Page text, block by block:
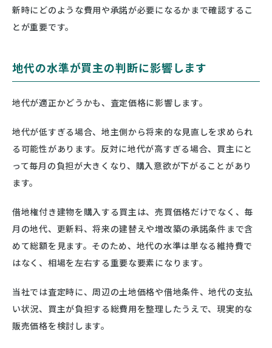
新時にどのような費用や承諾が必要になるかまで確認するこ
とが重要です。
地代の水準が買主の判断に影響します
地代が適正かどうかも、査定価格に影響します。
地代が低すぎる場合、地主側から将来的な見直しを求められ
る可能性があります。反対に地代が高すぎる場合、買主にと
って毎月の負担が大きくなり、購入意欲が下がることがあり
ます。
借地権付き建物を購入する買主は、売買価格だけでなく、毎
月の地代、更新料、将来の建替えや増改築の承諾条件まで含
めて総額を見ます。そのため、地代の水準は単なる維持費で
はなく、相場を左右する重要な要素になります。
当社では査定時に、周辺の土地価格や借地条件、地代の支払
い状況、買主が負担する総費用を整理したうえで、現実的な
販売価格を検討します。